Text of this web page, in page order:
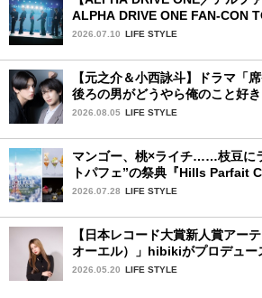
ALPHA DRIVE ONE FAN-CON
YOKOHAMA」1日目詳細レポ【
2026.07.10 LIFE STYLE
【元之介＆小西詠斗】ドラマ「
後ろの男がどうやら俺のこと好
タビュー♡ 「自然と詠斗くんが
2026.08.05 LIFE STYLE
マンゴー、桃×ライチ……枝豆に
トパフェ”の祭典『Hills Parfait
House』
2026.07.28 LIFE STYLE
【日本レコード大賞新人賞アー
オーエル）」hibikiがプロデュー
ィションが始動！ 応募は5月31
2026.05.20 LIFE STYLE